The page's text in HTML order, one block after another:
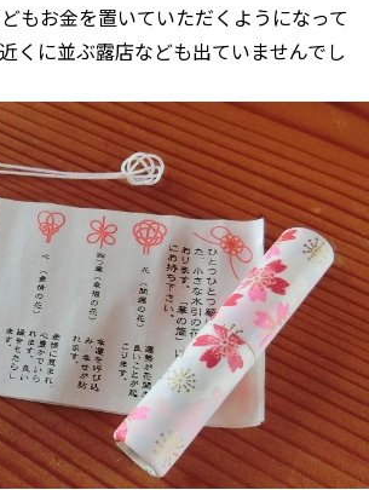
もお金を置いていただくようになって
くに並ぶ露店なども出ていませんでし